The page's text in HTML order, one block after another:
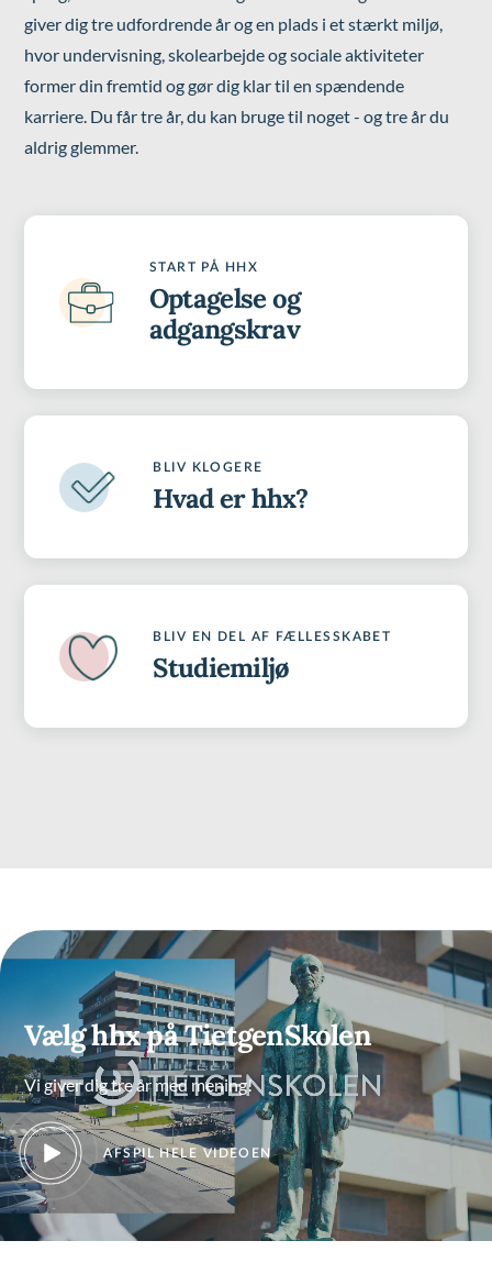
giver dig tre udfordrende år og en plads i et stærkt miljø,
hvor undervisning, skolearbejde og sociale aktiviteter
former din fremtid og gør dig klar til en spændende
karriere. Du får tre år, du kan bruge til noget - og tre år du
aldrig glemmer.
START PÅ HHX
Optagelse og
adgangskrav
BLIV KLOGERE
Hvad er hhx?
BLIV EN DEL AF FÆLLESSKABET
Studiemiljø
Vælg hhx på TietgenSkolen
Vi giver dig tre år med mening!
AFSPIL HELE VIDEOEN